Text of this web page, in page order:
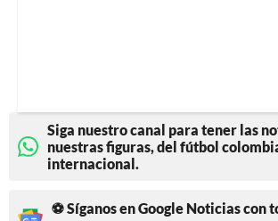
Siga nuestro canal para tener las
nuestras figuras, del fútbol
internacional.
⚽ Síganos en Google Noticias con